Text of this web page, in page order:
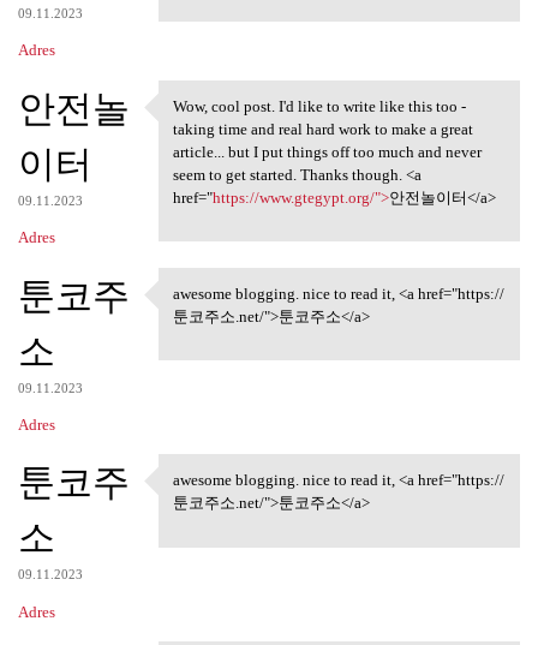
09.11.2023
Adres
안전놀
이터
09.11.2023
Adres
Wow, cool post. I'd like to
Wow, cool post. I'd like to write like this too -
taking time and real hard work to make a great
article... but I put things off too much and never
seem to get started. Thanks though. <a
href="https://www.gtegypt.org/">안전놀이터</a>
툰코주
소
09.11.2023
Adres
awesome blogging. nice to
awesome blogging. nice to read it, <a href="https://
툰코주소.net/">툰코주소</a>
툰코주
소
09.11.2023
Adres
awesome blogging. nice to
awesome blogging. nice to read it, <a href="https://
툰코주소.net/">툰코주소</a>